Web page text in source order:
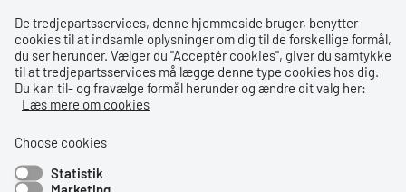
Privatlivspolitik
Privatlivspolitik
Tilgængelighedserklæring
Bemærk!
De tredjepartsservices, denne hjemmeside bruger, benytter
cookies til at indsamle oplysninger om dig til de forskellige formål,
du ser herunder. Vælger du ''Acceptér cookies'', giver du samtykke
til at tredjepartsservices må lægge denne type cookies hos dig.
Du kan til- og fravælge formål herunder og ændre dit valg her:
Læs mere om cookies
Choose cookies
Statistik